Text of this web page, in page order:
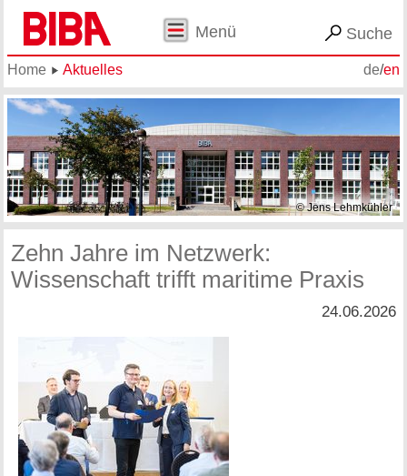
Menü Suche
de/en
Home Aktuelles
© Jens Lehmkühler
Zehn Jahre im Netzwerk:
Wissenschaft trifft maritime Praxis
24.06.2026